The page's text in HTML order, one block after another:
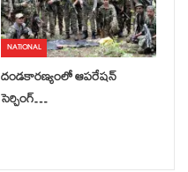
NATIONAL
దండకారణ్యంలో ఆపరేషన్
సెర్చింగ్…